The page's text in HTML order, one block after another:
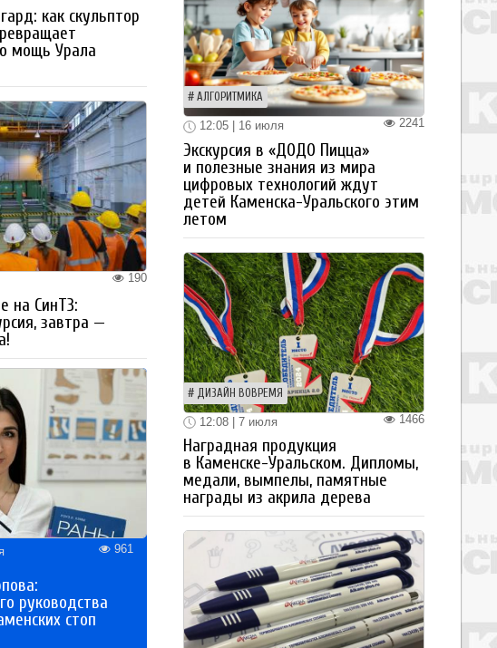
как скульптор
мощь Урала
190
на СинТЗ:
завтра —
961
руководства
стоп
АЛГОРИТМИКА
2241
12:05 | 16 июля
Экскурсия в «ДОДО Пицца»
и полезные знания из мира
цифровых технологий ждут
детей Каменска-Уральского этим
летом
ДИЗАЙН ВОВРЕМЯ
1466
12:08 | 7 июля
Наградная продукция
в Каменске-Уральском. Дипломы,
медали, вымпелы, памятные
награды из акрила дерева